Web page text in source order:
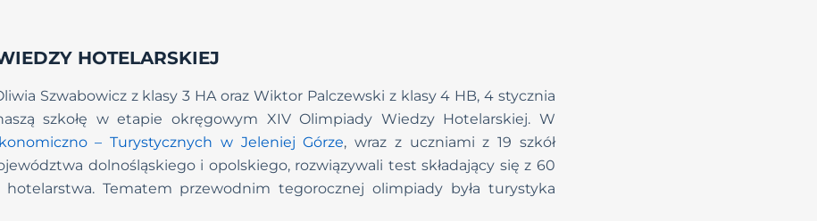
HOTELARSKIEJ
Szwabowicz z klasy 3 HA oraz Wiktor Palczewski z klasy 4 HB, 4 stycznia
szkołę w etapie okręgowym XIV Olimpiady Wiedzy Hotelarskiej. W
– Turystycznych w Jeleniej Górze, wraz z uczniami z 19 szkół
dolnośląskiego i opolskiego, rozwiązywali test składający się z 60
Tematem przewodnim tegorocznej olimpiady była turystyka